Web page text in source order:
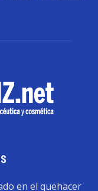
en el quehacer